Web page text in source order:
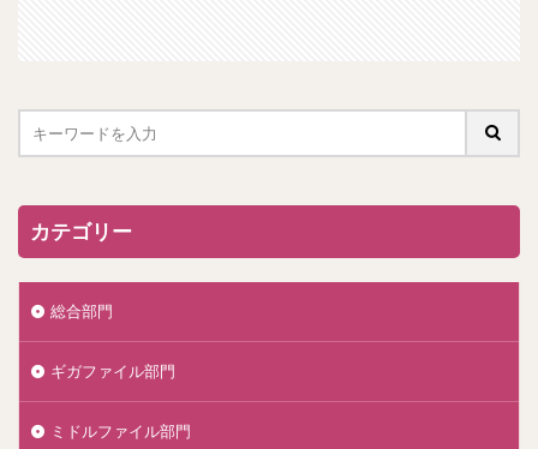
カテゴリー
総合部門
ギガファイル部門
ミドルファイル部門